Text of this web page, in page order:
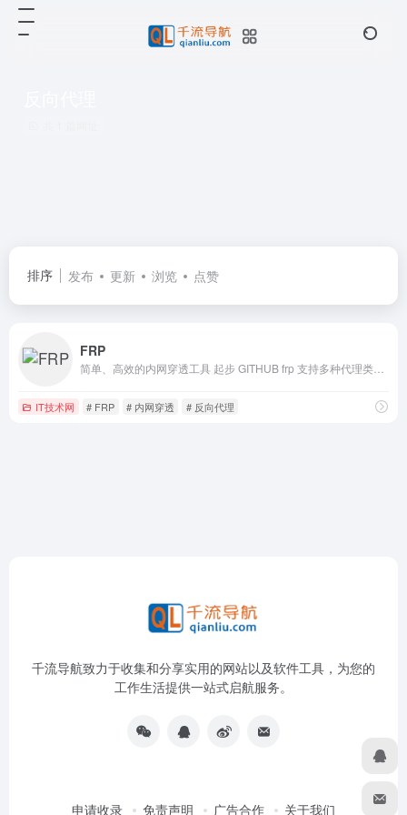
排序 发布 更新 浏览 点赞
FRP
IT技术网 # FRP # 内网穿透 # 反向代理
千流导航致力于收集和分享实用的网站以及软件工具，为您的
工作生活提供一站式启航服务。
申请收录 免责声明 广告合作 关于我们